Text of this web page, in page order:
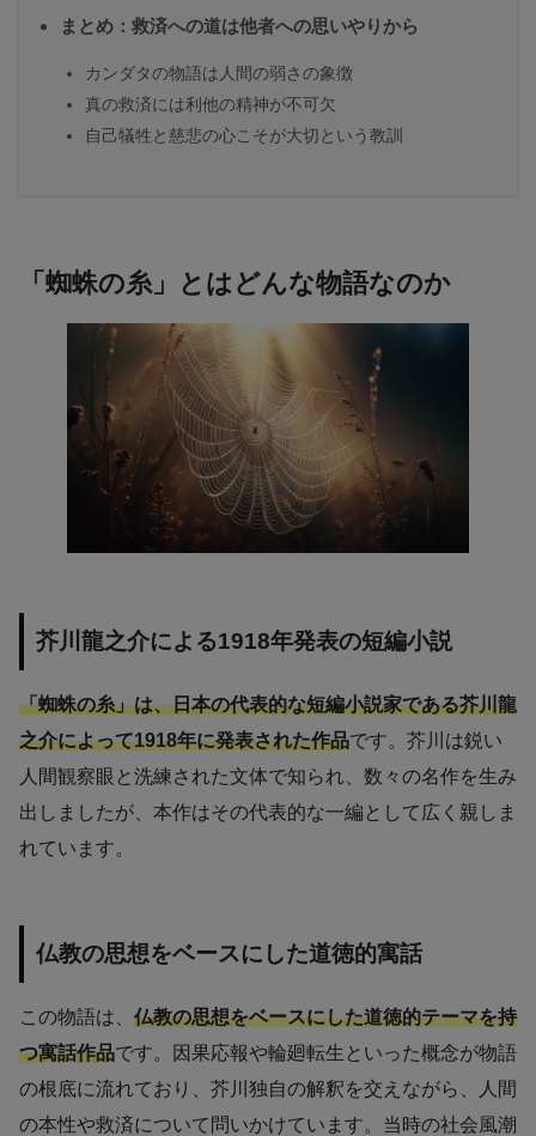
まとめ：救済への道は他者への思いやりから
カンダタの物語は人間の弱さの象徴
真の救済には利他の精神が不可欠
自己犠牲と慈悲の心こそが大切という教訓
「蜘蛛の糸」とはどんな物語なのか
芥川龍之介による1918年発表の短編小説
「蜘蛛の糸」は、日本の代表的な短編小説家である芥川龍
之介によって1918年に発表された作品です。芥川は鋭い
人間観察眼と洗練された文体で知られ、数々の名作を生み
出しましたが、本作はその代表的な一編として広く親しま
れています。
仏教の思想をベースにした道徳的寓話
この物語は、 仏教の思想をベースにした道徳的テーマを持
つ寓話作品です。因果応報や輪廻転生といった概念が物語
の根底に流れており、芥川独自の解釈を交えながら、人間
の本性や救済について問いかけています。当時の社会風潮